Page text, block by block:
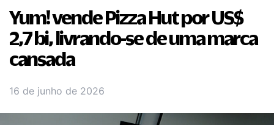
Yum! vende Pizza Hut por US$
2,7 bi, livrando-se de uma marca
cansada
16 de junho de 2026